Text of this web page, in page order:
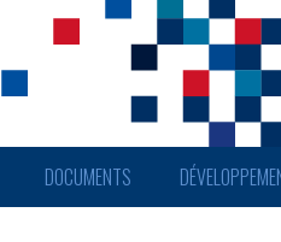
DOCUMENTS